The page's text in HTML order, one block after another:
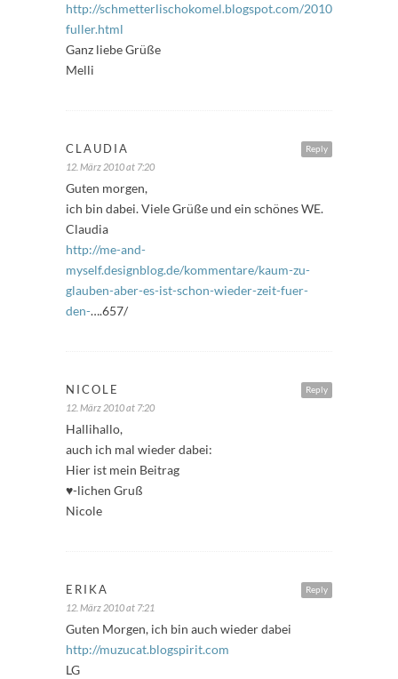
http://schmetterlischokomel.blogspot.com/2010/03/
fuller.html
Ganz liebe Grüße
Melli
Reply
CLAUDIA
12. März 2010 at 7:20
Guten morgen,
ich bin dabei. Viele Grüße und ein schönes WE.
Claudia
http://me-and-
myself.designblog.de/kommentare/kaum-zu-
glauben-aber-es-ist-schon-wieder-zeit-fuer-
den-….657/
Reply
NICOLE
12. März 2010 at 7:20
Hallihallo,
auch ich mal wieder dabei:
Hier ist mein Beitrag
♥-lichen Gruß
Nicole
Reply
ERIKA
12. März 2010 at 7:21
Guten Morgen, ich bin auch wieder dabei
http://muzucat.blogspirit.com
LG